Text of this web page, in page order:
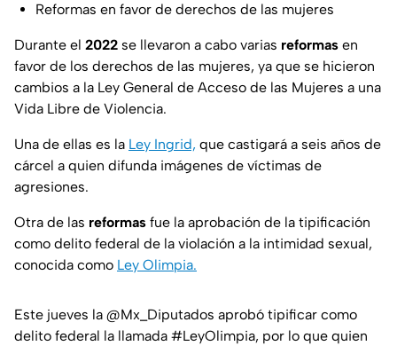
Reformas en favor de derechos de las mujeres
Durante el 2022 se llevaron a cabo varias reformas en
favor de los derechos de las mujeres, ya que se hicieron
cambios a la Ley General de Acceso de las Mujeres a una
Vida Libre de Violencia.
Una de ellas es la Ley Ingrid, que castigará a seis años de
cárcel a quien difunda imágenes de víctimas de
agresiones.
Otra de las reformas fue la aprobación de la tipificación
como delito federal de la violación a la intimidad sexual,
conocida como Ley Olimpia.
Este jueves la @Mx_Diputados aprobó tipificar como
delito federal la llamada #LeyOlimpia, por lo que quien